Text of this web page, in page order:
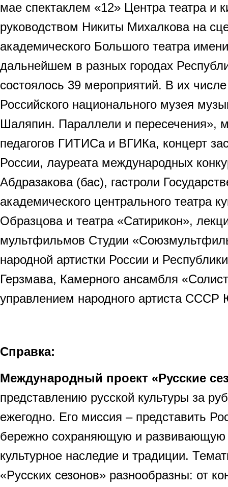
мае спектаклем «12» Центра театра и
руководством Никиты Михалкова на
академического Большого театра
дальнейшем в разных городах
состоялось 39 мероприятий. В их
Российского национального музея
Шаляпин. Параллели и пересечения»,
педагогов ГИТИСа и ВГИКа, концерт
России, лауреата международных
Абдразакова (бас), гастроли
академического центрального театра
Образцова и театра «Сатирикон»,
мультфильмов Студии
народной артистки России и
Герзмава, Камерного ансамбля
управлением народного артиста
Справка:
Международный проект «Русские
представлению русской культуры за
ежегодно. Его миссия – представить
бережно сохраняющую и развивающую
культурное наследие и традиции.
«Русских сезонов» разнообразны: от